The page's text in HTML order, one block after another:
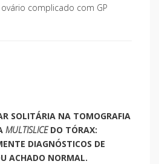
complicado com GP
SOLITÁRIA NA TOMOGRAFIA
MULTISLICEDO TÓRAX:
DIAGNÓSTICOS DE
ACHADO NORMAL.